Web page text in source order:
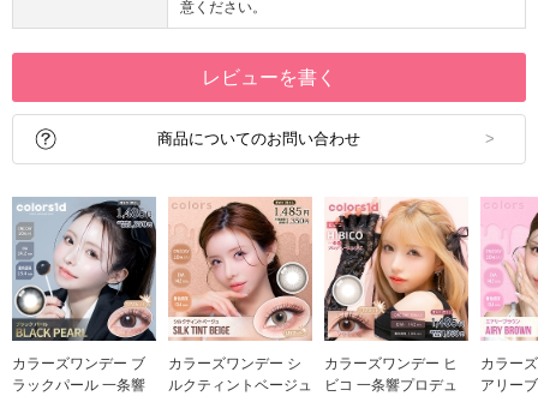
意ください。
レビューを書く
商品についてのお問い合わせ
カラーズワンデー ブ
ラックパール 一条響
カラーズワンデー シ
ルクティントベージュ
カラーズワンデー ヒ
ビコ 一条響プロデュ
カラー
アリー